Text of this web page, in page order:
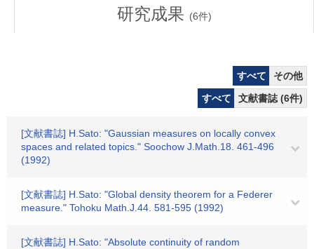
研究成果 (6件)
すべて
その他
すべて
文献書誌 (6件)
[文献書誌] H.Sato: "Gaussian measures on locally convex
spaces and related topics." Soochow J.Math.18. 461-496
(1992)
[文献書誌] H.Sato: "Global density theorem for a Federer
measure." Tohoku Math.J.44. 581-595 (1992)
[文献書誌] H.Sato: "Absolute continuity of random